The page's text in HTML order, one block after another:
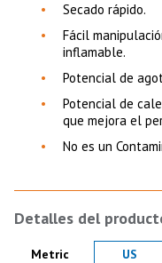
Secado rápido.
Fácil
inflamable.
Potencial de
Potencial de
que mejora el
No es un
Detalles del
Product Details in
Metric US